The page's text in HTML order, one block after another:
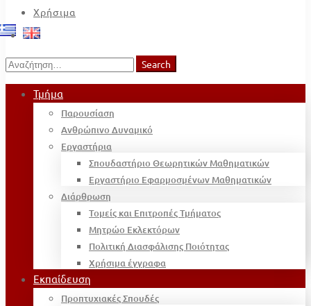
Χρήσιμα
Search
for:
Search
Τμήμα
Παρουσίαση
Ανθρώπινο Δυναμικό
Εργαστήρια
Σπουδαστήριο Θεωρητικών Μαθηματικών
Εργαστήριο Εφαρμοσμένων Μαθηματικών
Διάρθρωση
Τομείς και Επιτροπές Τμήματος
Μητρώο Εκλεκτόρων
Πολιτική Διασφάλισης Ποιότητας
Χρήσιμα έγγραφα
Εκπαίδευση
Προπτυχιακές Σπουδές